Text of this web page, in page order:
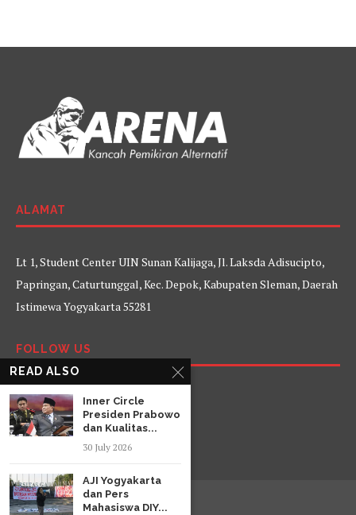
ALAMAT
Lt 1, Student Center UIN Sunan Kalijaga, Jl. Laksda Adisucipto,
Papringan, Caturtunggal, Kec. Depok, Kabupaten Sleman, Daerah
Istimewa Yogyakarta 55281
FOLLOW US
Facebook
TwitterInstagramYouTube
READ ALSO
Inner Circle
Presiden Prabowo
dan Kualitas...
30 July 2026
AJI Yogyakarta
dan Pers
Mahasiswa DIY...